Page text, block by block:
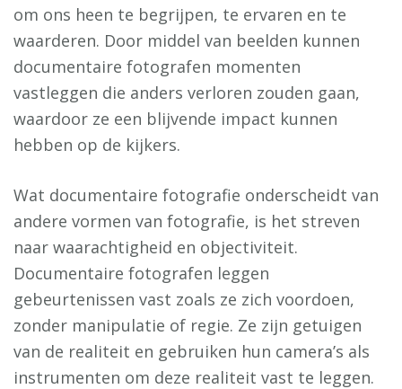
om ons heen te begrijpen, te ervaren en te
waarderen. Door middel van beelden kunnen
documentaire fotografen momenten
vastleggen die anders verloren zouden gaan,
waardoor ze een blijvende impact kunnen
hebben op de kijkers.
Wat documentaire fotografie onderscheidt van
andere vormen van fotografie, is het streven
naar waarachtigheid en objectiviteit.
Documentaire fotografen leggen
gebeurtenissen vast zoals ze zich voordoen,
zonder manipulatie of regie. Ze zijn getuigen
van de realiteit en gebruiken hun camera’s als
instrumenten om deze realiteit vast te leggen.